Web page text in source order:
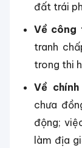
đất trái
Về công
tranh
trong thi
Về
chưa
động;
làm địa